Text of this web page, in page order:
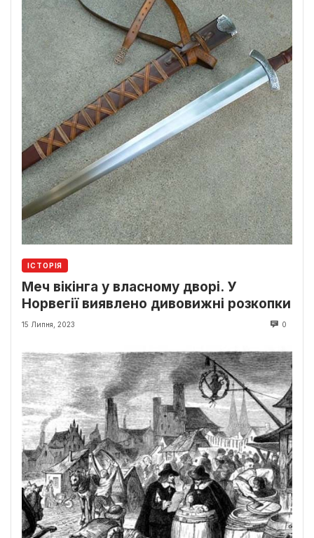
ІСТОРІЯ
Меч вікінга у власному дворі. У
Норвегії виявлено дивовижні розкопки
15 Липня, 2023 0